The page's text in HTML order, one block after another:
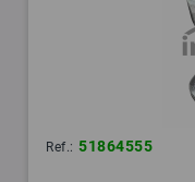
Ref.: 51864555